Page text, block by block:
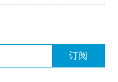
订阅